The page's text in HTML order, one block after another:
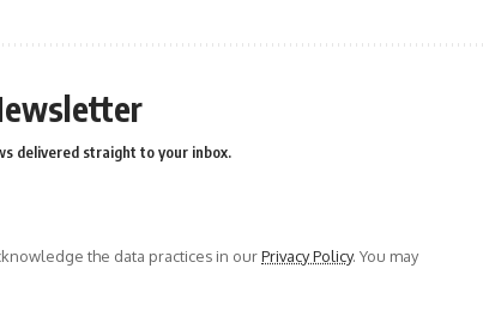
delivered straight to your inbox.
the data practices in ourPrivacy Policy. You may